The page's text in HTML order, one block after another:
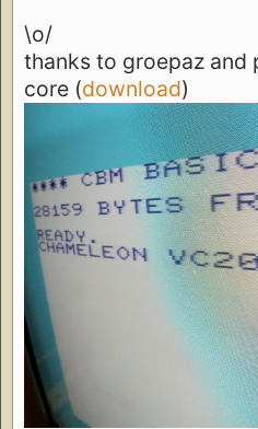
\o/
thanks to groepaz and
core (download)